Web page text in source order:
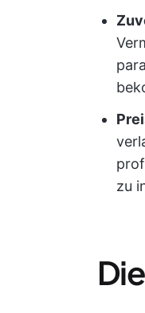
zu